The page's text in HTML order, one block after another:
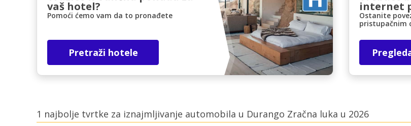
vaš hotel?
Pomoći ćemo vam da to pronađete
Pretraži hotele
internet
Ostanite
pristupačnim
1 najbolje tvrtke za iznajmljivanje automobila u Durango Zračna luka u 2026